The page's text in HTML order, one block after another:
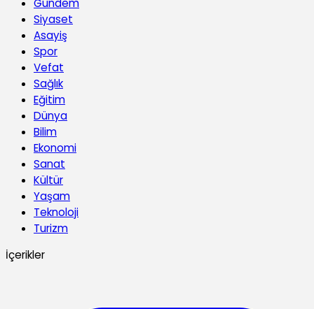
Gündem
Siyaset
Asayiş
Spor
Vefat
Sağlık
Eğitim
Dünya
Bilim
Ekonomi
Sanat
Kültür
Yaşam
Teknoloji
Turizm
İçerikler